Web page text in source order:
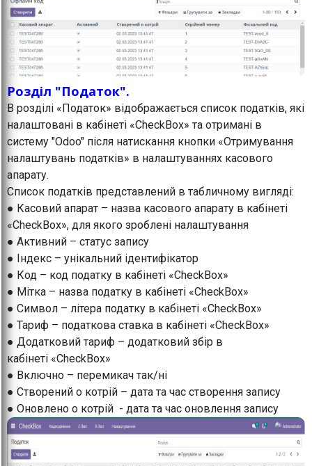
Розділ "Податок".
В розділі «Податок» відображається список податків, які
налаштовані в кабінеті «CheckBox» та отримані в
систему "Odoo" після натискання кнопки «Отримування
налаштувань податків» в налаштуваннях касового
апарату.
Список податків представлений в табличному вигляді:
● Касовий апарат – назва касового апарату в кабінеті
«CheckBox», для якого зроблені налаштування
● Активний – статус запису
● Індекс – унікальний ідентифікатор
● Код – код податку в кабінеті «CheckBox»
● Мітка – назва податку в кабінеті «CheckBox»
● Символ – літера податку в кабінеті «CheckBox»
● Тариф – податкова ставка в кабінеті «CheckBox»
● Додатковий тариф – додатковий збір в
кабінеті «CheckBox»
● Включно – перемикач так/ні
● Створений о котрій – дата та час створення запису
● Оновлено о котрій - дата та час оновлення запису